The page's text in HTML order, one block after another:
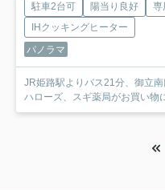
駐車2台可 陽当り良好 専
IHクッキングヒーター
パノラマ
JR姫路駅よりバス21分、御立
ハローズ、スギ薬局がお買い物